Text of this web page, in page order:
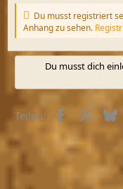
Du musst registriert
Anhang zu sehen.
Du musst dich
Teilen: Facebook
X